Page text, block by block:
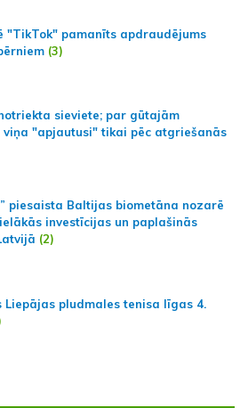
"TikTok" pamanīts apdraudējums
(3)
sieviete; par gūtajām
viņa "apjautusi" tikai pēc atgriešanās
piesaista Baltijas biometāna nozarē
investīcijas un paplašinās
(2)
Liepājas pludmales tenisa līgas 4.